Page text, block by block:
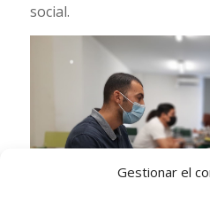
Gestionar el
social.